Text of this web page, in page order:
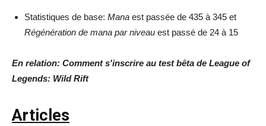
Statistiques de base: Mana est passée de 435 à 345 et
Régénération de mana par niveau est passé de 24 à 15
En relation: Comment s'inscrire au test bêta de League of
Legends: Wild Rift
Articles